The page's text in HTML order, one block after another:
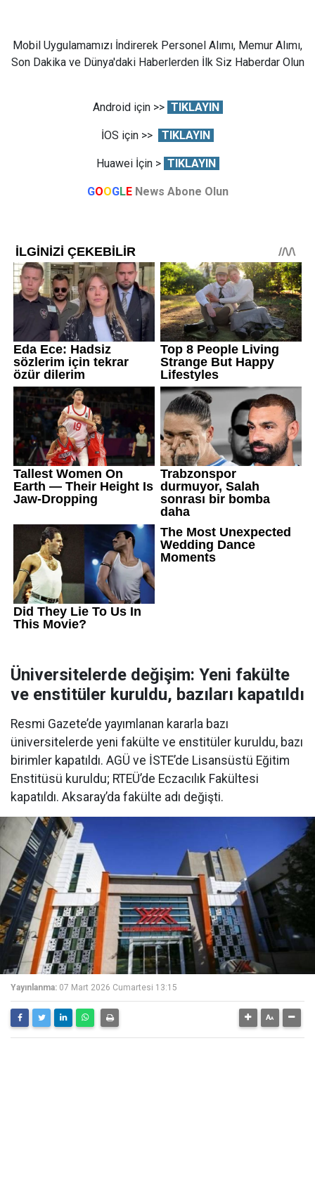
Mobil Uygulamamızı İndirerek Personel Alımı, Memur Alımı,
Son Dakika ve Dünya'daki Haberlerden İlk Siz Haberdar Olun
Android için >> TIKLAYIN
İOS için >> TIKLAYIN
Huawei İçin > TIKLAYIN
GOOGLE News Abone Olun
Üniversitelerde değişim: Yeni fakülte
ve enstitüler kuruldu, bazıları kapatıldı
Resmi Gazete’de yayımlanan kararla bazı
üniversitelerde yeni fakülte ve enstitüler kuruldu, bazı
birimler kapatıldı. AGÜ ve İSTE’de Lisansüstü Eğitim
Enstitüsü kuruldu; RTEÜ’de Eczacılık Fakültesi
kapatıldı. Aksaray’da fakülte adı değişti.
Yayınlanma: 07 Mart 2026 Cumartesi 13:15